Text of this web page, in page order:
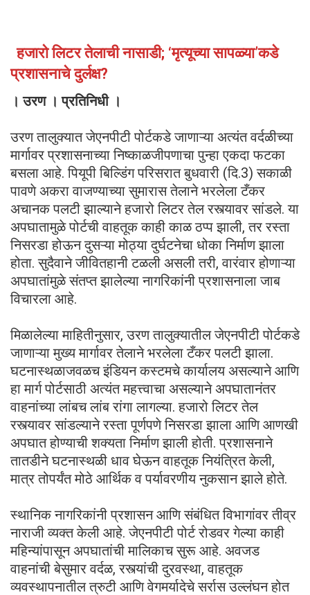
हजारो लिटर तेलाची नासाडी; ‘मृत्यूच्या सापळ्या’कडे
प्रशासनाचे दुर्लक्ष?
। उरण । प्रतिनिधी ।
उरण तालुक्यात जेएनपीटी पोर्टकडे जाणाऱ्या अत्यंत वर्दळीच्या
मार्गावर प्रशासनाच्या निष्काळजीपणाचा पुन्हा एकदा फटका
बसला आहे. पियूपी बिल्डिंग परिसरात बुधवारी (दि.3) सकाळी
पावणे अकरा वाजण्याच्या सुमारास तेलाने भरलेला टँकर
अचानक पलटी झाल्याने हजारो लिटर तेल रस्त्यावर सांडले. या
अपघातामुळे पोर्टची वाहतूक काही काळ ठप्प झाली, तर रस्ता
निसरडा होऊन दुसऱ्या मोठ्या दुर्घटनेचा धोका निर्माण झाला
होता. सुदैवाने जीवितहानी टळली असली तरी, वारंवार होणाऱ्या
अपघातांमुळे संतप्त झालेल्या नागरिकांनी प्रशासनाला जाब
विचारला आहे.
मिळालेल्या माहितीनुसार, उरण तालुक्यातील जेएनपीटी पोर्टकडे
जाणाऱ्या मुख्य मार्गावर तेलाने भरलेला टँकर पलटी झाला.
घटनास्थळाजवळच इंडियन कस्टमचे कार्यालय असल्याने आणि
हा मार्ग पोर्टसाठी अत्यंत महत्त्वाचा असल्याने अपघातानंतर
वाहनांच्या लांबच लांब रांगा लागल्या. हजारो लिटर तेल
रस्त्यावर सांडल्याने रस्ता पूर्णपणे निसरडा झाला आणि आणखी
अपघात होण्याची शक्यता निर्माण झाली होती. प्रशासनाने
तातडीने घटनास्थळी धाव घेऊन वाहतूक नियंत्रित केली,
मात्र तोपर्यंत मोठे आर्थिक व पर्यावरणीय नुकसान झाले होते.
स्थानिक नागरिकांनी प्रशासन आणि संबंधित विभागांवर तीव्र
नाराजी व्यक्त केली आहे. जेएनपीटी पोर्ट रोडवर गेल्या काही
महिन्यांपासून अपघातांची मालिकाच सुरू आहे. अवजड
वाहनांची बेसुमार वर्दळ, रस्त्यांची दुरवस्था, वाहतूक
व्यवस्थापनातील त्रुटी आणि वेगमर्यादेचे सर्रास उल्लंघन होत